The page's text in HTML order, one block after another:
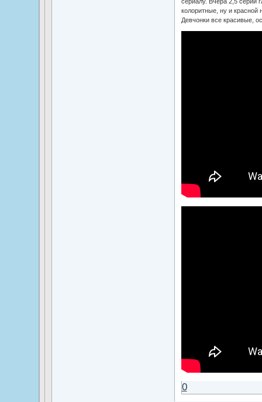
колоритные, ну и красной
Девчонки все красивые,
0